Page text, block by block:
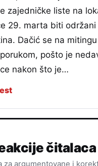
zajedničke liste na
29. marta biti održani
Dačić se na mitingu
pošto je
nakon što je…
čitalaca
za argumentovane i